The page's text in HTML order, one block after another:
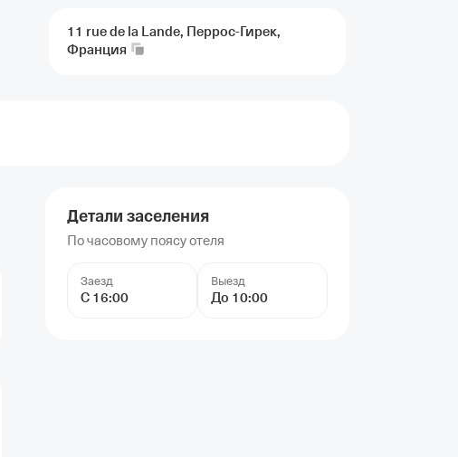
11 rue de la Lande, Перрос-Гирек,
Франция
Детали заселения
По часовому поясу отеля
Заезд
С 16:00
Выезд
До 10:00